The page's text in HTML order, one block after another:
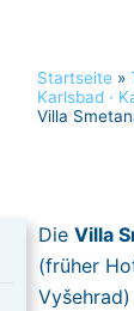
Startseite »
Karlsbad ·
Villa
Die Villa
(früher